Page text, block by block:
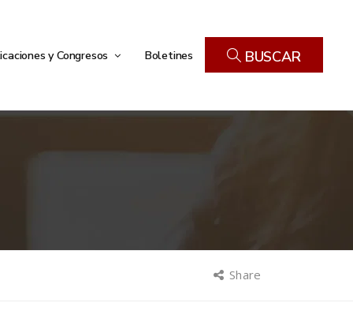
y Congresos Boletines BUSCAR
Share